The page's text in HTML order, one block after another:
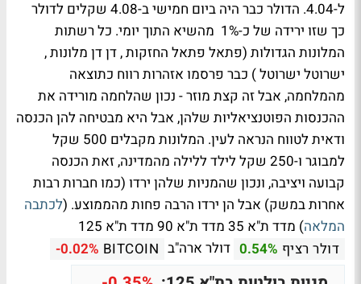
ל-4.04. הדולר כבר היה ביום חמישי ב-4.08 שקלים לדולר
כך שזו ירידה של כ-1% מהשיא התוך יומי. כל רשתות
המלונות הגדולות (פתאל פתאל החזקות , דן דן מלונות ,
ישרוטל ישרוטל ) כבר פרסמו אזהרות רווח כתוצאה
מהמלחמה, אבל זה קצת מוזר - נכון שהלחמה מורידה את
ההכנסות הפוטנציאליות שלהן, אבל היא מבטיחה להן הכנסה
ודאית לטווח הנראה לעין. המלונות מקבלים 500 שקל
למבוגר ו-250 שקל לילד ללילה מהמדינה, זאת הכנסה
קבועה ויציבה, ונכון שהמניות שלהן ירדו (כמו חברות רבות
אחרות במשק) אבל הן ירדו הרבה פחות מהממוצע. (לכתבה
המלאה) מדד ת"א 35 מדד ת"א 90
מדד ת"א 125
דולר רציף 0.54% דולר ארה"ב BITCOIN
-0.02%